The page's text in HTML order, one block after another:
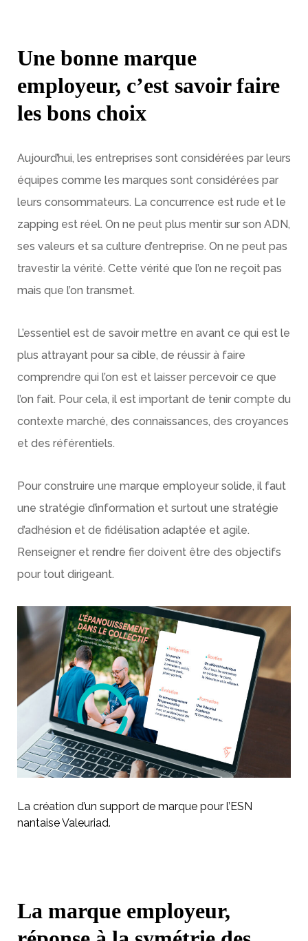
Une bonne marque
employeur, c’est savoir faire
les bons choix
Aujourd’hui, les entreprises sont considérées par leurs
équipes comme les marques sont considérées par
leurs consommateurs. La concurrence est rude et le
zapping est réel. On ne peut plus mentir sur son ADN,
ses valeurs et sa culture d’entreprise. On ne peut pas
travestir la vérité. Cette vérité que l’on ne reçoit pas
mais que l’on transmet.
L’essentiel est de savoir mettre en avant ce qui est le
plus attrayant pour sa cible, de réussir à faire
comprendre qui l’on est et laisser percevoir ce que
l’on fait. Pour cela, il est important de tenir compte du
contexte marché, des connaissances, des croyances
et des référentiels.
Pour construire une marque employeur solide, il faut
une stratégie d’information et surtout une stratégie
d’adhésion et de fidélisation adaptée et agile.
Renseigner et rendre fier doivent être des objectifs
pour tout dirigeant.
La création d’un support de marque pour l’ESN
nantaise Valeuriad.
La marque employeur,